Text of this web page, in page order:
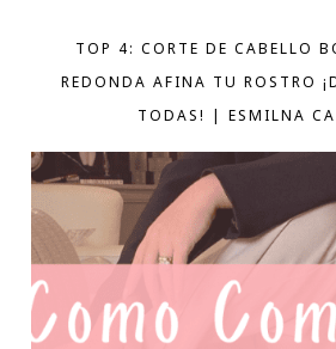
TOP 4: CORTE DE CABELLO
REDONDA AFINA TU ROSTRO
TODAS! | ESMILNA